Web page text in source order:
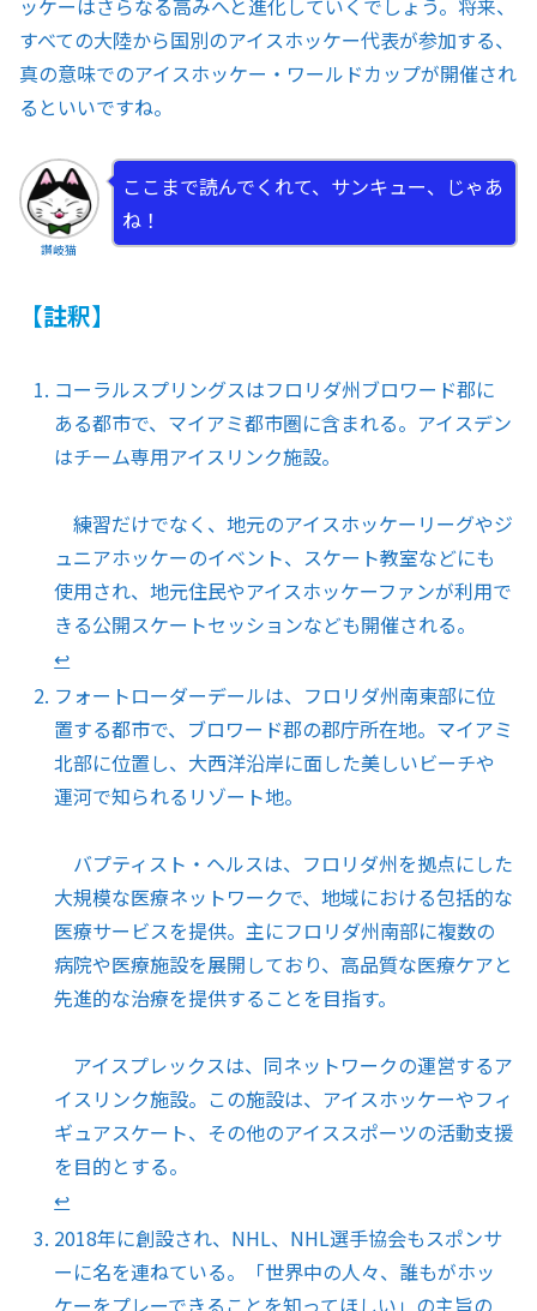
ッケーはさらなる高みへと進化していくでしょう。将来、
すべての大陸から国別のアイスホッケー代表が参加する、
真の意味でのアイスホッケー・ワールドカップが開催され
るといいですね。
讃岐猫
ここまで読んでくれて、サンキュー、じゃあ
ね！
【註釈】
コーラルスプリングスはフロリダ州ブロワード郡に
ある都市で、マイアミ都市圏に含まれる。アイスデン
はチーム専用アイスリンク施設。
練習だけでなく、地元のアイスホッケーリーグやジ
ュニアホッケーのイベント、スケート教室などにも
使用され、地元住民やアイスホッケーファンが利用で
きる公開スケートセッションなども開催される。
↩︎
フォートローダーデールは、フロリダ州南東部に位
置する都市で、ブロワード郡の郡庁所在地。マイアミ
北部に位置し、大西洋沿岸に面した美しいビーチや
運河で知られるリゾート地。
バプティスト・ヘルスは、フロリダ州を拠点にした
大規模な医療ネットワークで、地域における包括的な
医療サービスを提供。主にフロリダ州南部に複数の
病院や医療施設を展開しており、高品質な医療ケアと
先進的な治療を提供することを目指す。
アイスプレックスは、同ネットワークの運営するア
イスリンク施設。この施設は、アイスホッケーやフィ
ギュアスケート、その他のアイススポーツの活動支援
を目的とする。
↩︎
2018年に創設され、NHL、NHL選手協会もスポンサ
ーに名を連ねている。「世界中の人々、誰もがホッ
ケーをプレーできることを知ってほしい」の主旨の